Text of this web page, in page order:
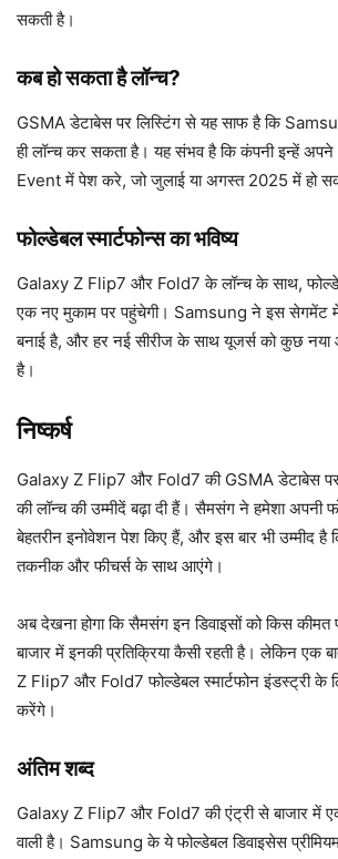
सकती है।
कब हो सकता है लॉन्च?
GSMA डेटाबेस पर लिस्टिंग से यह साफ है कि
ही लॉन्च कर सकता है। यह संभव है कि कंपनी इन्हें
Event में पेश करे, जो जुलाई या अगस्त 2025 में हो
फोल्डेबल स्मार्टफोन्स का भविष्य
Galaxy Z Flip7 और Fold7 के लॉन्च के साथ,
एक नए मुकाम पर पहुंचेगी। Samsung ने इस सेगमेंट
बनाई है, और हर नई सीरीज के साथ यूजर्स को कुछ
है।
निष्कर्ष
Galaxy Z Flip7 और Fold7 की GSMA डेटाबेस पर
की लॉन्च की उम्मीदें बढ़ा दी हैं। सैमसंग ने हमेशा अपनी
बेहतरीन इनोवेशन पेश किए हैं, और इस बार भी उम्मीद है
तकनीक और फीचर्स के साथ आएंगे।
अब देखना होगा कि सैमसंग इन डिवाइसों को किस
बाजार में इनकी प्रतिक्रिया कैसी रहती है। लेकिन एक
Z Flip7 और Fold7 फोल्डेबल स्मार्टफोन इंडस्ट्री के
करेंगे।
अंतिम शब्द
Galaxy Z Flip7 और Fold7 की एंट्री से बाजार में
वाली है। Samsung के ये फोल्डेबल डिवाइसेस